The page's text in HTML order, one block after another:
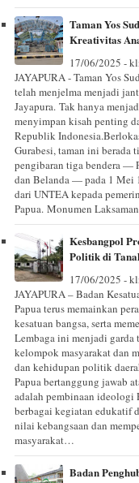
Taman Yos
Kreativitas
17/06/2025 -
JAYAPURA - Taman Yos
telah menjelma menjadi
Jayapura. Tak hanya
menyimpan kisah penting
Republik
Gurabesi, taman ini berada
pengibaran tiga bendera —
dan Belanda — pada 1 Mei
dari UNTEA kepada
Papua. Monumen
Kesbangpol
Politik di
17/06/2025 -
JAYAPURA – Badan
Papua terus memainkan
kesatuan bangsa, serta
Lembaga ini menjadi garda
kelompok masyarakat dan
dan kehidupan politik
Papua bertanggung jawab
adalah pembinaan ideologi
berbagai kegiatan edukatif
nilai kebangsaan dan
masyarakat…
Badan